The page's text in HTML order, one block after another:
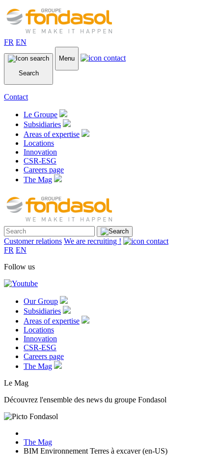
FR EN
Search
Menu
Contact
Le Groupe
Subsidiaries
Areas of expertise
Locations
Innovation
CSR-ESG
Careers page
The Mag
Customer relations We are recruiting !
FR EN
Follow us
Our Group
Subsidiaries
Areas of expertise
Locations
Innovation
CSR-ESG
Careers page
The Mag
Le Mag
Découvrez l'ensemble des news du groupe Fondasol
The Mag
BIM Environnement Terres à excaver (en-US)